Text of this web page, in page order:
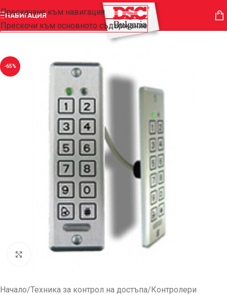
Прескачане към навигация
Прескочи към основното съдържание
НАВИГАЦИЯ
-65%
Увеличи
Начало/Техника за контрол на достъпа/Контролери